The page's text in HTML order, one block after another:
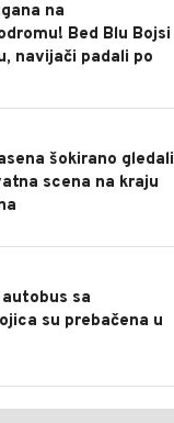
na
Bed Blu Bojsi
navijači padali po
šokirano gledali
scena na kraju
sa
su prebačena u